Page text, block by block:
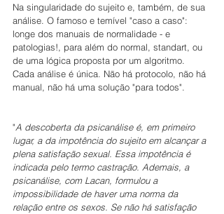
Na singularidade do sujeito e, também, de sua
análise. O famoso e temível "caso a caso":
longe dos manuais de normalidade - e
patologias!, para além do normal, standart, ou
de uma lógica proposta por um algoritmo.
Cada análise é única. Não há protocolo, não há
manual, não há uma solução "para todos".
"A descoberta da psicanálise é, em primeiro
lugar, a da impotência do sujeito em alcançar a
plena satisfação sexual. Essa impotência é
indicada pelo termo castração. Ademais, a
psicanálise, com Lacan, formulou a
impossibilidade de haver uma norma da
relação entre os sexos. Se não há satisfação